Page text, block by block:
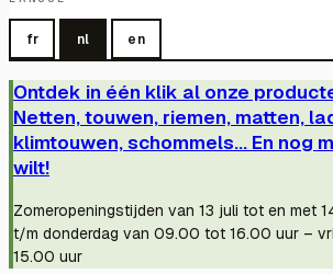
fr nl en
Ontdek in één klik al onze
Netten, touwen, riemen, matten,
klimtouwen, schommels... En nog
wilt!
Zomeropeningstijden van 13 juli tot en met
t/m donderdag van 09.00 tot 16.00 uur –
15.00 uur